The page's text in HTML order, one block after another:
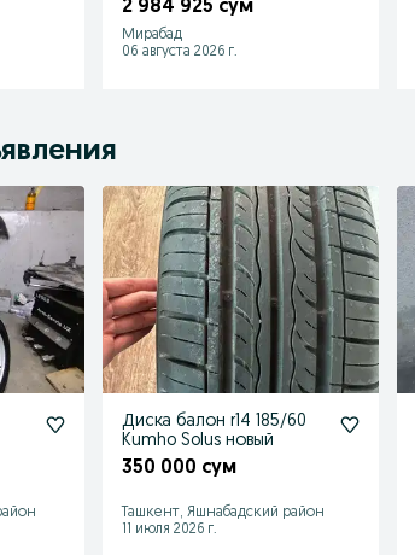
2 984 925 сум
Мирабад
06 августа 2026 г.
Диска балон r14 185/60
Kumho Solus новый
350 000 сум
Ташкент, Яшнабадский район
11 июля 2026 г.